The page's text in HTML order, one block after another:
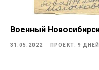
Военный
31.05.2022 ПРОЕКТ: 9